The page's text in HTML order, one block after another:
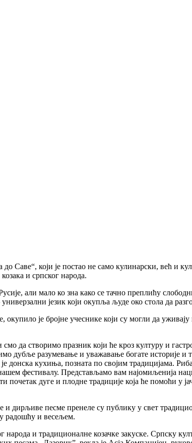
Саве“, који је постао не само кулинарски, већ и
и српског народа.
али мало ко зна како се тачно преплићу
језик који окупља људе око стола да
је бројне учеснике који су могли да
смо да створимо празник који ће кроз културу и
дубље разумевање и уважавање богате историје и
донска кухиња, позната по својим традицијама.
фестивалу. Представљамо вам најомиљенија
почетак дуге и плодне традиције која ће помоћи у
и дирљиве песме пренеле су публику у свет
радошћу и весељем.
народа и традиционалне козачке закуске. Српску